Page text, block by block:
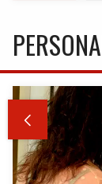
